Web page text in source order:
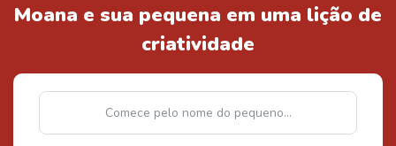
Moana e sua pequena em uma lição de
criatividade
Nome